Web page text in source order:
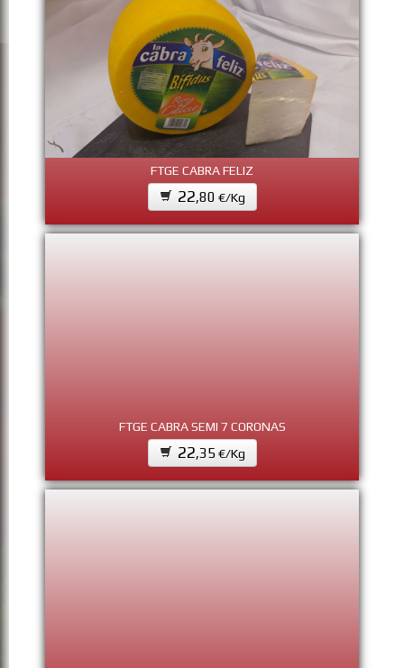
FTGE CABRA FELIZ
22,80 €/Kg
FTGE CABRA SEMI 7 CORONAS
22,35 €/Kg